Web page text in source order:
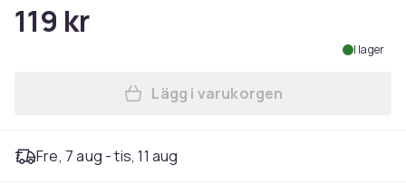
119 kr
I lager
Lägg till Albert & Herberts
Lägg i varukorgen
Fre, 7 aug - tis, 11 aug